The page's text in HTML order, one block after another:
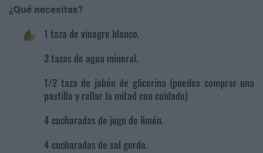
¿Qué necesitas?
1 taza de vinagre blanco.
3 tazas de agua mineral.
1/2 taza de jabón de glicerina (puedes comprar una
pastilla y rallar la mitad con cuidado)
4 cucharadas de jugo de limón.
4 cucharadas de sal gorda.